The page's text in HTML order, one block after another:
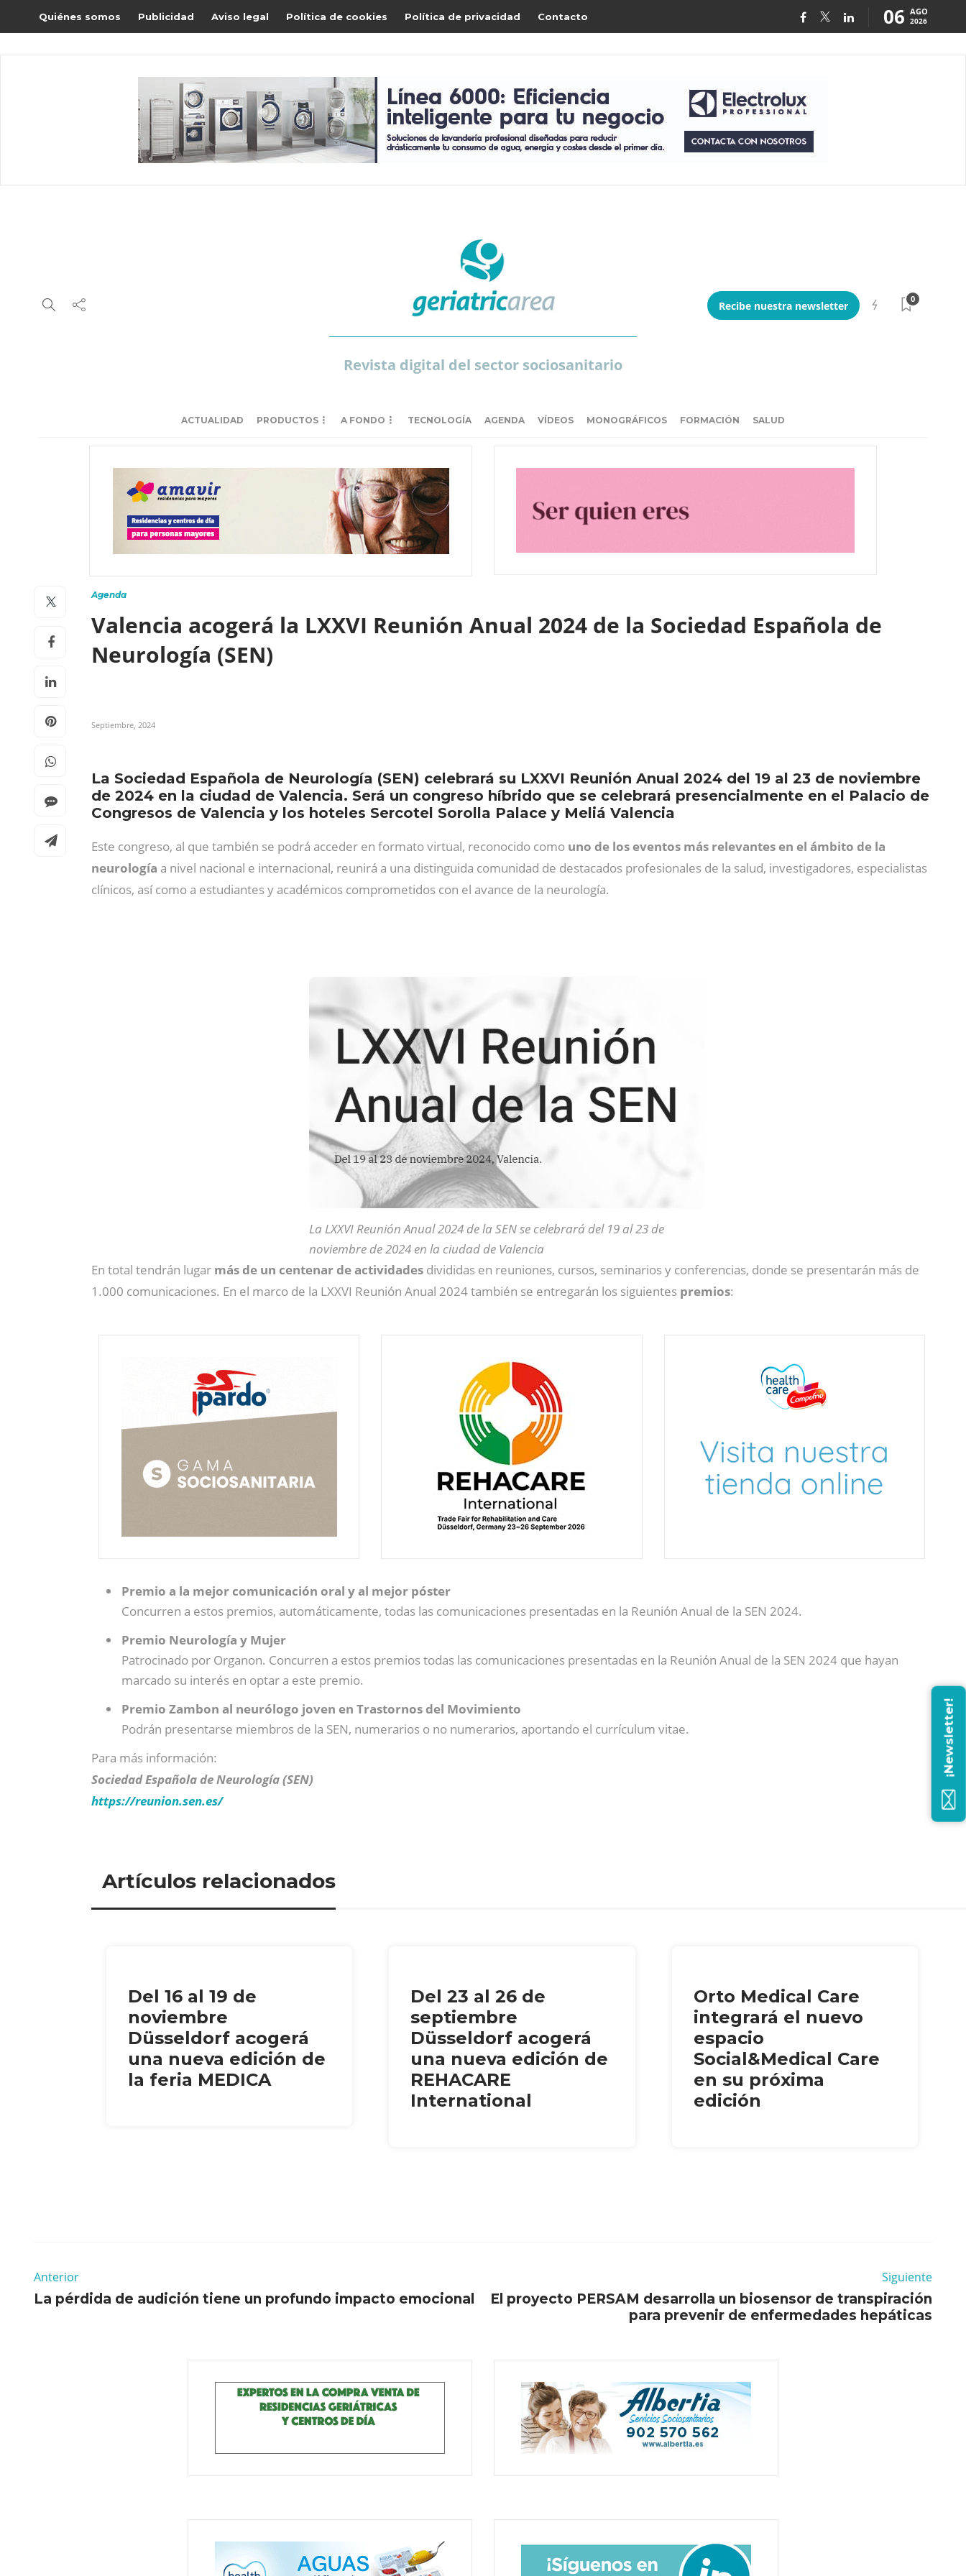
Quiénes somos Publicidad Aviso legal Política de cookies Política de privacidad Contacto 06 AGO
2026
Revista digital del sector sociosanitario
Recibe nuestra newsletter
0
ACTUALIDAD PRODUCTOS A FONDO TECNOLOGÍA AGENDA VÍDEOS MONOGRÁFICOS FORMACIÓN SALUD
Agenda
Valencia acogerá la LXXVI Reunión Anual 2024 de la Sociedad Española de
Neurología (SEN)
Septiembre, 2024
La Sociedad Española de Neurología (SEN) celebrará su LXXVI Reunión Anual 2024 del 19 al 23 de noviembre
de 2024 en la ciudad de Valencia. Será un congreso híbrido que se celebrará presencialmente en el Palacio de
Congresos de Valencia y los hoteles Sercotel Sorolla Palace y Meliá Valencia
Este congreso, al que también se podrá acceder en formato virtual, reconocido como uno de los eventos más relevantes en el ámbito de la
neurología a nivel nacional e internacional, reunirá a una distinguida comunidad de destacados profesionales de la salud, investigadores, especialistas
clínicos, así como a estudiantes y académicos comprometidos con el avance de la neurología.
La LXXVI Reunión Anual 2024 de la SEN se celebrará del 19 al 23 de
noviembre de 2024 en la ciudad de Valencia
En total tendrán lugar más de un centenar de actividades divididas en reuniones, cursos, seminarios y conferencias, donde se presentarán más de
1.000 comunicaciones. En el marco de la LXXVI Reunión Anual 2024 también se entregarán los siguientes premios:
Premio a la mejor comunicación oral y al mejor póster
Concurren a estos premios, automáticamente, todas las comunicaciones presentadas en la Reunión Anual de la SEN 2024.
Premio Neurología y Mujer
Patrocinado por Organon. Concurren a estos premios todas las comunicaciones presentadas en la Reunión Anual de la SEN 2024 que hayan
marcado su interés en optar a este premio.
Premio Zambon al neurólogo joven en Trastornos del Movimiento
Podrán presentarse miembros de la SEN, numerarios o no numerarios, aportando el currículum vitae.
Para más información:
Sociedad Española de Neurología (SEN)
https://reunion.sen.es/
Artículos relacionados
Del 16 al 19 de
noviembre
Düsseldorf acogerá
una nueva edición de
la feria MEDICA
Del 23 al 26 de
septiembre
Düsseldorf acogerá
una nueva edición de
REHACARE
International
Orto Medical Care
integrará el nuevo
espacio
Social&Medical Care
en su próxima
edición
Anterior
La pérdida de audición tiene un profundo impacto emocional
Siguiente
El proyecto PERSAM desarrolla un biosensor de transpiración
para prevenir de enfermedades hepáticas
¡Newsletter!